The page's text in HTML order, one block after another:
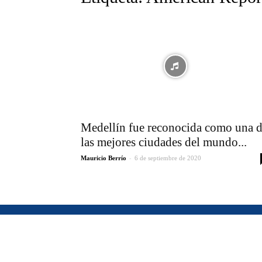
Medellín fue reconocida como una
las mejores ciudades del mundo...
Mauricio Berrío - 6 de septiembre de 2020